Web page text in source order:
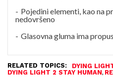
Pojedini elementi, kao na
nedovršeno
Glasovna gluma ima
RELATED TOPICS: DYING
DYING LIGHT 2 STAY HUMAN,